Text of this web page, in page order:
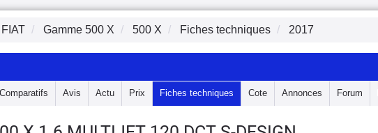
FIAT Gamme 500 X 500 X Fiches techniques 2017
Comparatifs Avis Actu Prix Fiches techniques Cote Annonces Forum